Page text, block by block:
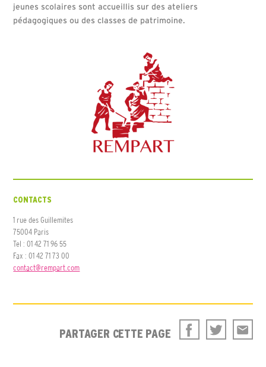
jeunes scolaires sont accueillis sur des ateliers
pédagogiques ou des classes de patrimoine.
CONTACTS
1 rue des Guillemites
75004 Paris
Tel : 01 42 71 96 55
Fax : 01 42 71 73 00
contact@rempart.com
PARTAGER CETTE PAGE